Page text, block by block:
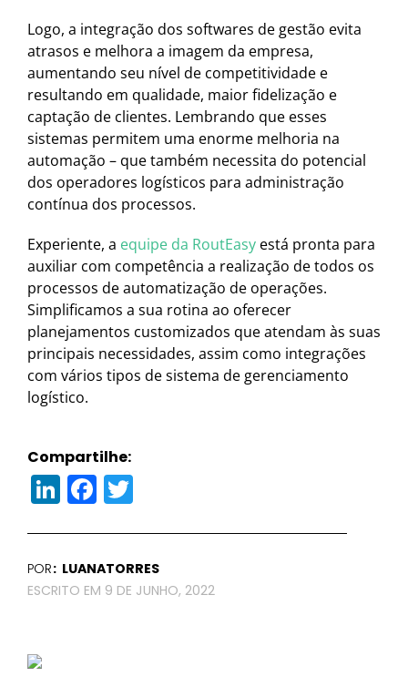
Logo, a integração dos softwares de gestão evita
atrasos e melhora a imagem da empresa,
aumentando seu nível de competitividade e
resultando em qualidade, maior fidelização e
captação de clientes. Lembrando que esses
sistemas permitem uma enorme melhoria na
automação – que também necessita do potencial
dos operadores logísticos para administração
contínua dos processos.
Experiente, a equipe da RoutEasy está pronta para
auxiliar com competência a realização de todos os
processos de automatização de operações.
Simplificamos a sua rotina ao oferecer
planejamentos customizados que atendam às suas
principais necessidades, assim como integrações
com vários tipos de sistema de gerenciamento
logístico.
LinkedIn
Facebook
Compartilhe:
POR LUANATORRES
9 DE JUNHO, 2022